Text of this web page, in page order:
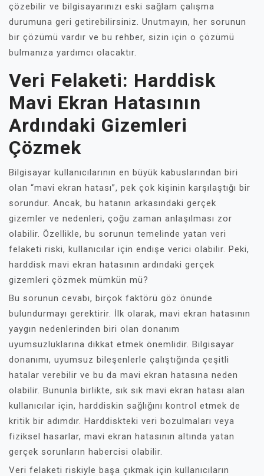
çözebilir ve bilgisayarınızı eski sağlam çalışma
durumuna geri getirebilirsiniz. Unutmayın, her sorunun
bir çözümü vardır ve bu rehber, sizin için o çözümü
bulmanıza yardımcı olacaktır.
Veri Felaketi: Harddisk
Mavi Ekran Hatasının
Ardındaki Gizemleri
Çözmek
Bilgisayar kullanıcılarının en büyük kabuslarından biri
olan “mavi ekran hatası”, pek çok kişinin karşılaştığı bir
sorundur. Ancak, bu hatanın arkasındaki gerçek
gizemler ve nedenleri, çoğu zaman anlaşılması zor
olabilir. Özellikle, bu sorunun temelinde yatan veri
felaketi riski, kullanıcılar için endişe verici olabilir. Peki,
harddisk mavi ekran hatasının ardındaki gerçek
gizemleri çözmek mümkün mü?
Bu sorunun cevabı, birçok faktörü göz önünde
bulundurmayı gerektirir. İlk olarak, mavi ekran hatasının
yaygın nedenlerinden biri olan donanım
uyumsuzluklarına dikkat etmek önemlidir. Bilgisayar
donanımı, uyumsuz bileşenlerle çalıştığında çeşitli
hatalar verebilir ve bu da mavi ekran hatasına neden
olabilir. Bununla birlikte, sık sık mavi ekran hatası alan
kullanıcılar için, harddiskin sağlığını kontrol etmek de
kritik bir adımdır. Harddiskteki veri bozulmaları veya
fiziksel hasarlar, mavi ekran hatasının altında yatan
gerçek sorunların habercisi olabilir.
Veri felaketi riskiyle başa çıkmak için kullanıcıların